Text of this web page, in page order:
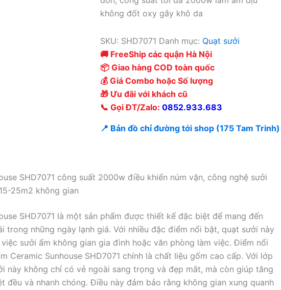
không đốt oxy gây khô da
SKU: SHD7071 Danh mục: Quạt sưởi
🚚 FreeShip các quận Hà Nội
📦 Giao hàng COD toàn quốc
💰 Giá Combo hoặc Số lượng
🎁 Ưu đãi với khách cũ
📞 Gọi ĐT/Zalo: 0852.933.683
📍 Bản đồ chỉ đường tới shop (175 Tam Trinh)
SHD7071 công suất 2000w điều khiển núm vặn, công nghệ sưởi
25m2 không gian
SHD7071 là một sản phẩm được thiết kế đặc biệt để mang đến
trong những ngày lạnh giá. Với nhiều đặc điểm nổi bật, quạt sưởi này
sưởi ấm không gian gia đình hoặc văn phòng làm việc. Điểm nổi
Ceramic Sunhouse SHD7071 chính là chất liệu gốm cao cấp. Với lớp
này không chỉ có vẻ ngoài sang trọng và đẹp mắt, mà còn giúp tăng
đều và nhanh chóng. Điều này đảm bảo rằng không gian xung quanh